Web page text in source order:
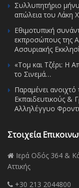
Συλλυπητήριο
απώλεια του Λάκη
Εθιμοτυπική
εκπροσώπους της
Ασσυριακής
«Τομ και Τζέρι: Η
το Σινεμά…
Παραμένει
Εκπαιδευτικούς &
Αλληλέγγυο
Στοιχεία
Ιερά Οδός 364 &
Αττικής
+30 213 2044800